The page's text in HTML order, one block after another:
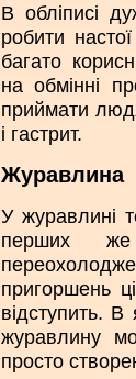
В обліписі
робити
багато
на обмінні
приймати
і гастрит.
Журавлина
У журавлині
перших
пригоршень
відступить. В
журавлину
просто